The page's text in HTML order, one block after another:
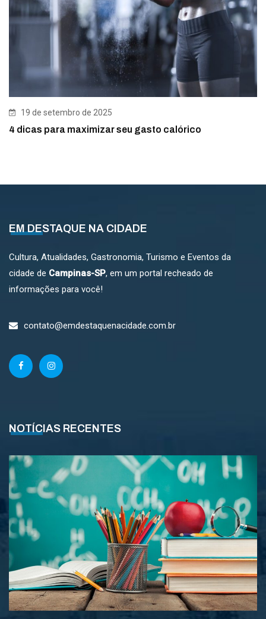
19 de setembro de 2025
4 dicas para maximizar seu gasto calórico
EM DESTAQUE NA CIDADE
Cultura, Atualidades, Gastronomia, Turismo e Eventos da
cidade de Campinas-SP, em um portal recheado de
informações para você!
contato@emdestaquenacidade.com.br
NOTÍCIAS RECENTES